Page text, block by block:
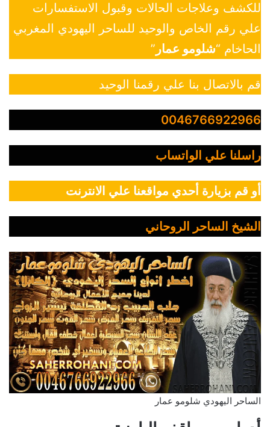
للكشف وعلاجات الحالات وقبول الاستفسارات
علي رقم الخاص والوحيد للساحر اليهودي المغربي
الحاخام “شلومو عمار ”
قم بالاتصال بنا علي رقمنا الوحيد
0046766922966
راسلنا علي الواتساب
أو قم بزيارة أحدي مواقعنا علي الانترنت
الشيخ الساحر الروحاني
الساحر اليهودي شلومو عمار